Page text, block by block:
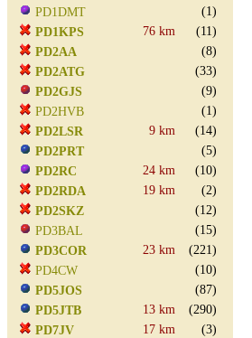
PD1DMT
(1)
PD1KPS
76 km
(11)
PD2AA
(8)
PD2ATG
(33)
PD2GJS
(9)
PD2HVB
(1)
PD2LSR
9 km
(14)
PD2PRT
(5)
PD2RC
24 km
(10)
PD2RDA
19 km
(2)
PD2SKZ
(12)
PD3BAL
(15)
PD3COR
23 km
(221)
PD4CW
(10)
PD5JOS
(87)
PD5JTB
13 km
(290)
PD7JV
17 km
(3)